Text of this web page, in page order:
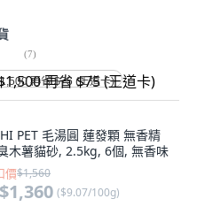
(7)
再省 $75 (王道卡)
PET 毛湯圓 蓮發顆 無香精
木薯貓砂, 2.5kg, 6個, 無香味
價$1,560
$1,360 ($9.07/100g)